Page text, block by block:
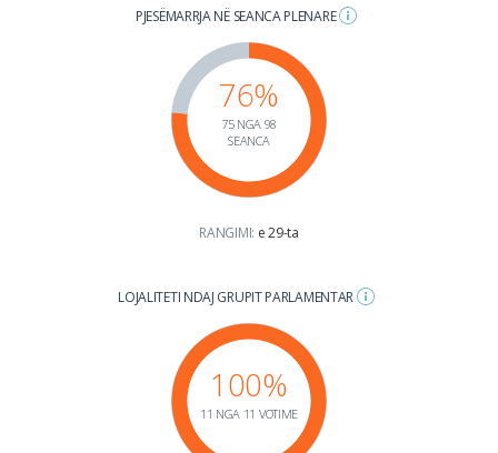
PJESËMARRJA NË SEANCA PLENARE
76%
75 NGA 98
SEANCA
RANGIMI: e 29-ta
LOJALITETI NDAJ GRUPIT PARLAMENTAR
100%
11 NGA 11 VOTIME